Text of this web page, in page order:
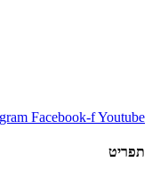
Facebook-fYoutube
תפריט